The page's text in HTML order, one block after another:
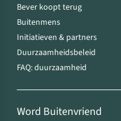
Bever koopt terug
Buitenmens
Initiatieven & partners
Duurzaamheidsbeleid
FAQ: duurzaamheid
Word Buitenvriend